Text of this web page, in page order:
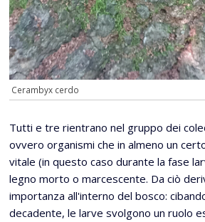
Cerambyx cerdo
Tutti e tre rientrano nel gruppo dei
ovvero organismi che in almeno un
vitale (in questo caso durante la fase
legno morto o marcescente. Da ciò
importanza all'interno del bosco:
decadente, le larve svolgono un ruolo